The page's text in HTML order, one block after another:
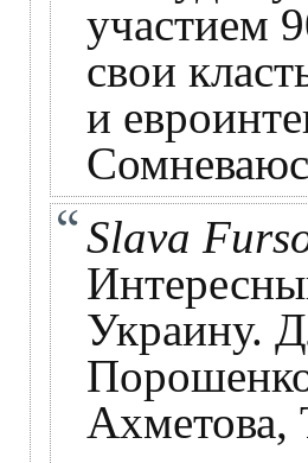
участием
свои
и
Slava
Украину.
Ахметова,